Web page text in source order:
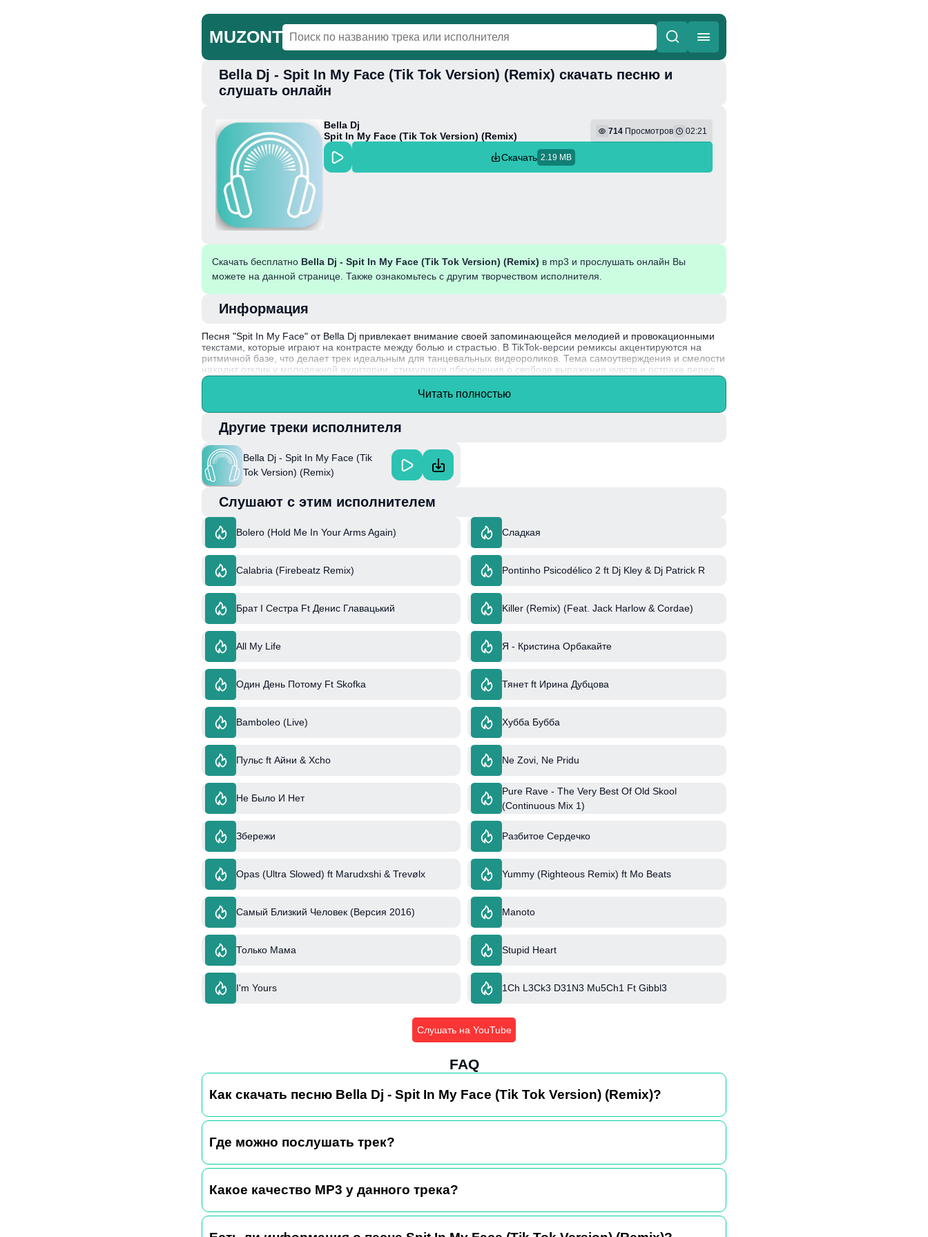
MUZONT
Главная Новинки
Bella Dj - Spit In My Face (Tik Tok Version) (Remix) скачать песню и
слушать онлайн
Bella Dj
Spit In My Face (Tik Tok Version) (Remix)
714 Просмотров 02:21
Скачать 2.19 MB
Скачать бесплатно Bella Dj - Spit In My Face (Tik Tok Version) (Remix) в mp3 и прослушать онлайн Вы
можете на данной странице. Также ознакомьтесь с другим творчеством исполнителя.
Информация
Песня "Spit In My Face" от Bella Dj привлекает внимание своей запоминающейся мелодией и провокационными
текстами, которые играют на контрасте между болью и страстью. В TikTok-версии ремиксы акцентируются на
ритмичной базе, что делает трек идеальным для танцевальных видеороликов. Тема самоутверждения и смелости
находит отклик у молодежной аудитории, стимулируя обсуждения о свободе выражения чувств и острахе перед
осуждением.
создавать уникальные ритмы и привлекать слушателей по всему миру. Ее хиты часто становятся вирусными, а
"Spit In My Face" яркий пример этого успеха.
Читать полностью
Другие треки исполнителя
Bella Dj - Spit In My Face (Tik
Tok Version) (Remix)
Слушают с этим исполнителем
Bolero (Hold Me In Your Arms Again) Сладкая
Calabria (Firebeatz Remix) Pontinho Psicodélico 2 ft Dj Kley & Dj Patrick R
Брат І Сестра Ft Денис Главацький Killer (Remix) (Feat. Jack Harlow & Cordae)
All My Life Я - Кристина Орбакайте
Один День Потому Ft Skofka Тянет ft Ирина Дубцова
Bamboleo (Live) Хубба Бубба
Пульс ft Айни & Xcho Ne Zovi, Ne Pridu
Не Было И Нет
Pure Rave - The Very Best Of Old Skool
(Continuous Mix 1)
Збережи Разбитое Сердечко
Opas (Ultra Slowed) ft Marudxshi & Trevølx Yummy (Righteous Remix) ft Mo Beats
Самый Близкий Человек (Версия 2016) Manoto
Только Мама Stupid Heart
I'm Yours 1Ch L3Ck3 D31N3 Mu5Ch1 Ft Gibbl3
Слушать на YouTube
FAQ
Как скачать песню Bella Dj - Spit In My Face (Tik Tok Version) (Remix)?
Где можно послушать трек?
Какое качество MP3 у данного трека?